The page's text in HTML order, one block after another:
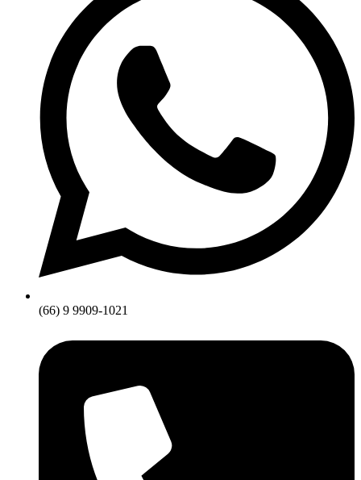
(66) 9 9909-1021